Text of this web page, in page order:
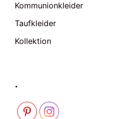
Kommunionkleider
Taufkleider
Kollektion
.